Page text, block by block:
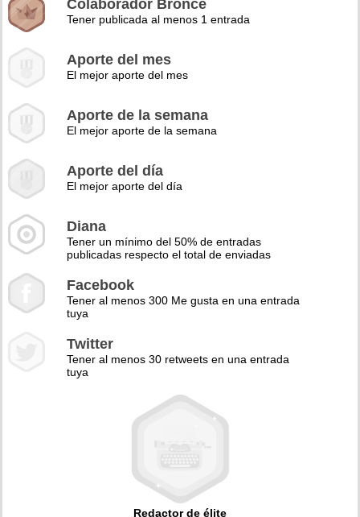
Colaborador Bronce
Tener publicada al menos 1 entrada
Aporte del mes
El mejor aporte del mes
Aporte de la semana
El mejor aporte de la semana
Aporte del día
El mejor aporte del día
Diana
Tener un mínimo del 50% de entradas
publicadas respecto el total de enviadas
Facebook
Tener al menos 300 Me gusta en una entrada
tuya
Twitter
Tener al menos 30 retweets en una entrada
tuya
Redactor de élite